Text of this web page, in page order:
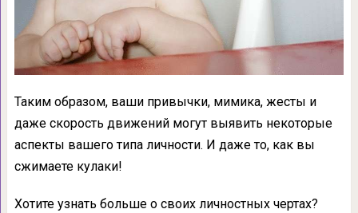
Таким образом, ваши привычки, мимика, жесты и
даже скорость движений могут выявить некоторые
аспекты вашего типа личности. И даже то, как вы
сжимаете кулаки!
Хотите узнать больше о своих личностных чертах?